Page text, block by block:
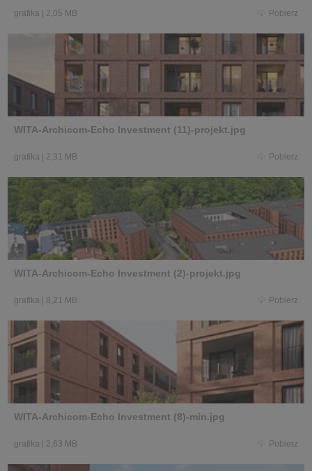
grafika 2,05 MB Pobierz
WITA-Archicom-Echo Investment (11)-projekt.jpg
grafika 2,31 MB Pobierz
WITA-Archicom-Echo Investment (2)-projekt.jpg
grafika 8,21 MB Pobierz
WITA-Archicom-Echo Investment (8)-min.jpg
grafika 2,63 MB Pobierz